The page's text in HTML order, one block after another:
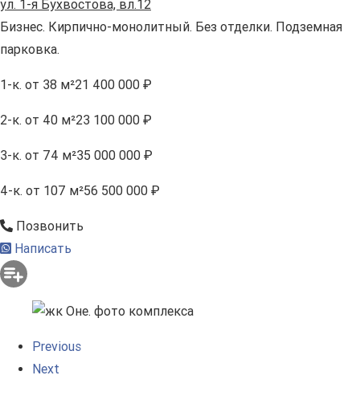
ул. 1-я Бухвостова, вл.12
Бизнес. Кирпично-монолитный. Без отделки. Подземная
парковка.
1-к. от 38 м²21 400 000 ₽
2-к. от 40 м²23 100 000 ₽
3-к. от 74 м²35 000 000 ₽
4-к. от 107 м²56 500 000 ₽
Позвонить
Написать
Previous
Next